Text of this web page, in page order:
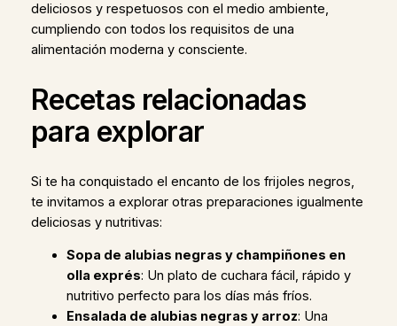
deliciosos y respetuosos con el medio ambiente,
cumpliendo con todos los requisitos de una
alimentación moderna y consciente.
Recetas relacionadas
para explorar
Si te ha conquistado el encanto de los frijoles negros,
te invitamos a explorar otras preparaciones igualmente
deliciosas y nutritivas:
Sopa de alubias negras y champiñones en
olla exprés: Un plato de cuchara fácil, rápido y
nutritivo perfecto para los días más fríos.
Ensalada de alubias negras y arroz: Una